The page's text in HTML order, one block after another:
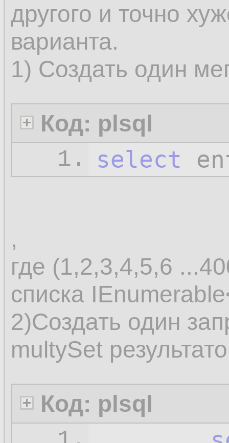
другого и точно
варианта.
1) Создать один
Код: plsql
1.
select
,
где (1,2,3,4,5,6
списка
2)Создать один
multySet
Код: plsql